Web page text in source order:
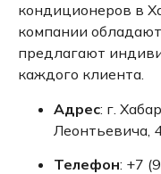
кондиционеров в
компании
предлагают
каждого клиента.
Адрес: г.
Леонтьевича,
Телефон: +7